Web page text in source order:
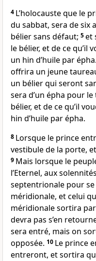
4 L’holocauste que le
du sabbat, sera de six
bélier sans défaut; 5et
le bélier, et de ce qu’il
un hin d’huile par épha.
offrira un jeune
un bélier qui seront
sera d’un épha pour
bélier, et de ce qu’il
hin d’huile par épha.
8 Lorsque le prince
vestibule de la porte,
9 Mais lorsque le
l’Eternel, aux
septentrionale pour
méridionale, et celui
méridionale sortira
devra pas s’en
sera entré, mais on
opposée. 10 Le prince
entreront, et sortira